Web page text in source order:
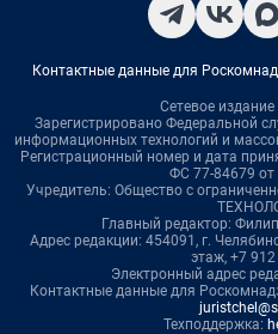
Контактные данные для
Сетевое
Зарегистрировано Федеральной
информационных технологий и
Регистрационный номер и дата
ФС 77-84679 от
Учредитель: Общество с
Главный редактор:
Адрес редакции: 454091, г.
этаж, +7
Электронный адрес
Контактные данные для
Техподдержка: